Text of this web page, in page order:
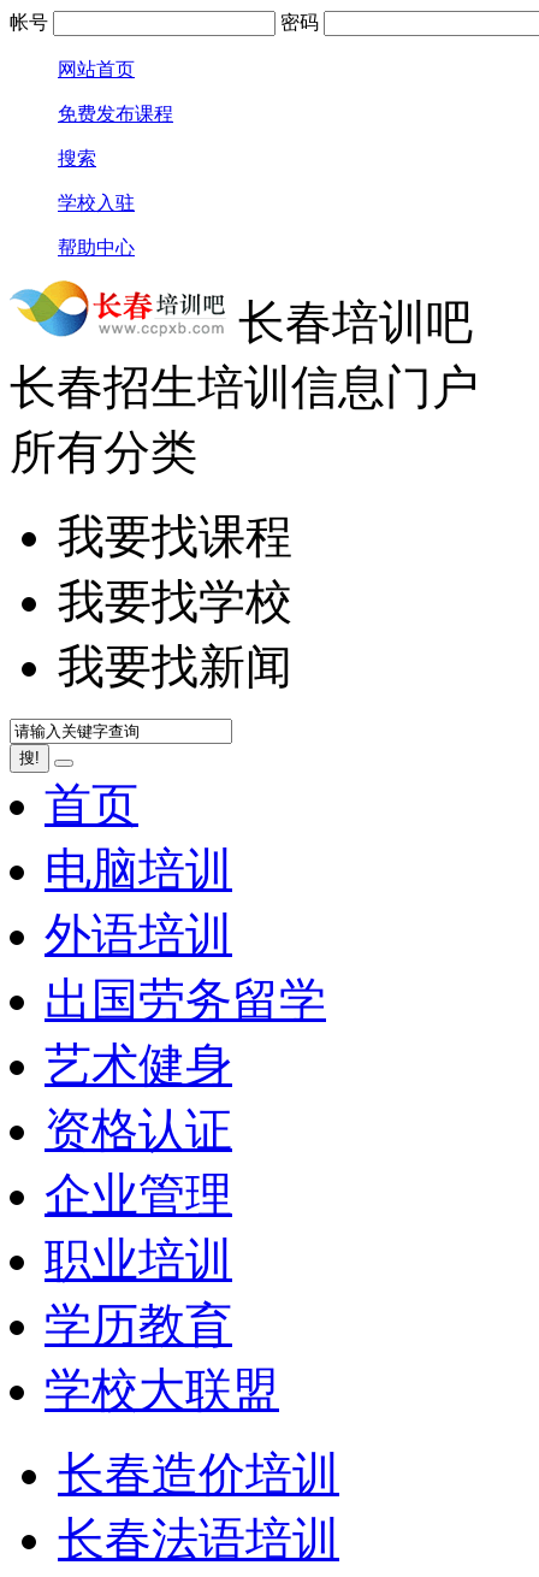
帐号 密码
网站首页
免费发布课程
搜索
学校入驻
帮助中心
长春培训吧
长春招生培训信息门户
所有分类
我要找课程
我要找学校
我要找新闻
搜!
首页
电脑培训
外语培训
出国劳务留学
艺术健身
资格认证
企业管理
职业培训
学历教育
学校大联盟
长春造价培训
长春法语培训